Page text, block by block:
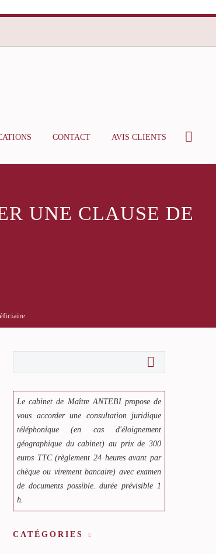
CONTACT AVIS CLIENTS
UNE CLAUSE DE
Le cabinet de Maître ANTEBI propose de
vous accorder une consultation juridique
téléphonique (en cas d'éloignement
géographique du cabinet) au prix de 300
euros TTC (règlement 24 heures avant par
chèque ou virement bancaire) avec examen
de documents possible. durée prévisible 1
h.
CATÉGORIES